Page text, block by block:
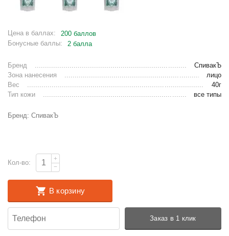
Цена в баллах:
200 баллов
Бонусные баллы:
2 балла
Бренд
СпивакЪ
Зона нанесения
лицо
Вес
40г
Тип кожи
все типы
Бренд: СпивакЪ
Кол-во:
+
−
В корзину
Заказ в 1 клик